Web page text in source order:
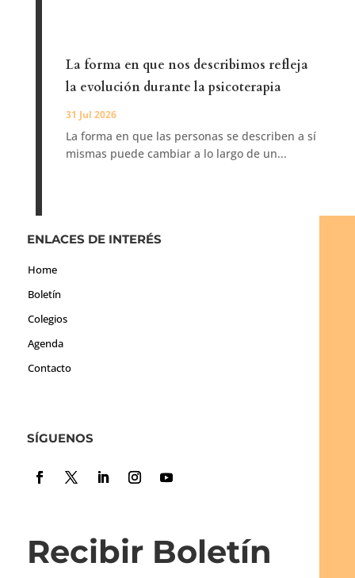
La forma en que nos describimos refleja
la evolución durante la psicoterapia
31 Jul 2026
La forma en que las personas se describen a sí
mismas puede cambiar a lo largo de un...
ENLACES DE INTERÉS
Home
Boletín
Colegios
Agenda
Contacto
SÍGUENOS
Recibir Boletín